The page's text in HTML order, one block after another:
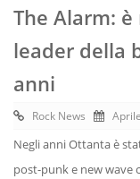
The Alarm:
leader della
anni
Rock News
Negli anni Ottanta è
post-punk e new wave